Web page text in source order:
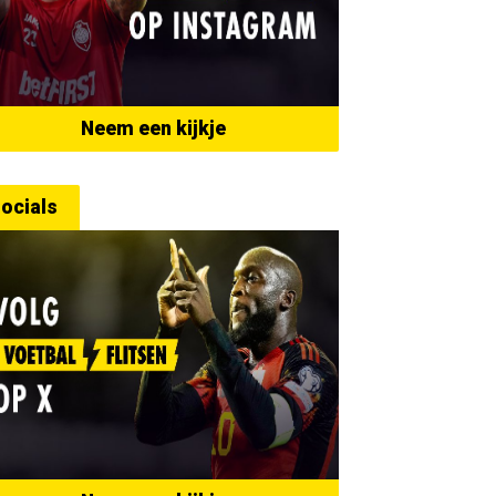
Neem een kijkje